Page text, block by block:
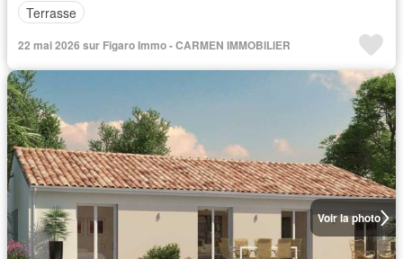
Terrasse
22 mai 2026 sur Figaro Immo - CARMEN IMMOBILIER
Voir la photo